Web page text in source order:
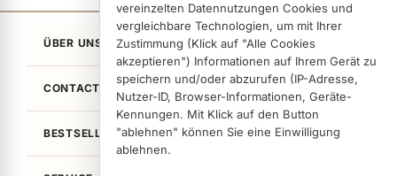
vereinzelten Datennutzungen Cookies und
vergleichbare Technologien, um mit Ihrer
Zustimmung (Klick auf "Alle Cookies
akzeptieren") Informationen auf Ihrem Gerät zu
speichern und/oder abzurufen (IP-Adresse,
Nutzer-ID, Browser-Informationen, Geräte-
Kennungen. Mit Klick auf den Button
"ablehnen" können Sie eine Einwilligung
ablehnen.
Hygiene anzeigen
Skintrix anzeigen
Hand- & Körperpflege anzeigen
ÜBER UNS
CONTACT
BESTSELLER